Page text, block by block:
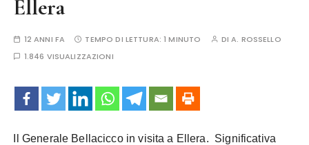
Ellera
12 ANNI FA TEMPO DI LETTURA:1 MINUTO DIA. ROSSELLO
1.846 VISUALIZZAZIONI
Il Generale Bellacicco in visita a Ellera. Significativa